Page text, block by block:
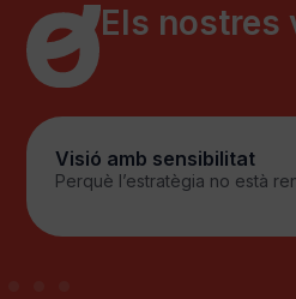
Els nostres
Simplicitat amb sentit
Perquè allò que és clar mou, i